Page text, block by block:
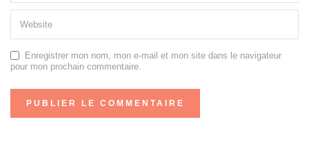
Enregistrer mon nom, mon e-mail et mon site dans le navigateur
pour mon prochain commentaire.